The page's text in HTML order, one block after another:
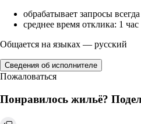
обрабатывает запросы всегда
среднее время отклика: 1 час
Общается на языках — русский
Сведения об исполнителе
Пожаловаться
Понравилось жильё?